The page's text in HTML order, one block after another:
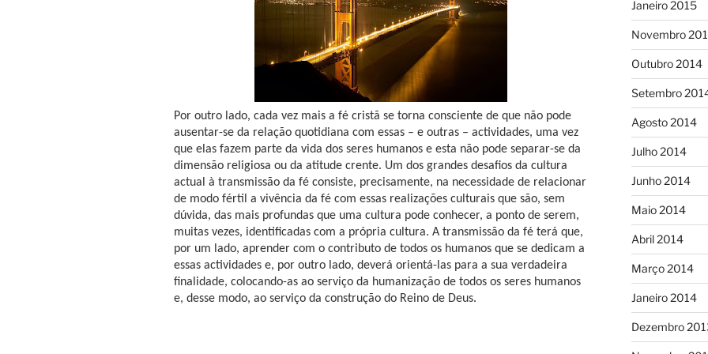
Por outro lado, cada vez mais a fé cristã se torna consciente de que não pode
ausentar-se da relação quotidiana com essas – e outras – actividades, uma vez
que elas fazem parte da vida dos seres humanos e esta não pode separar-se da
dimensão religiosa ou da atitude crente. Um dos grandes desafios da cultura
actual à transmissão da fé consiste, precisamente, na necessidade de relacionar
de modo fértil a vivência da fé com essas realizações culturais que são, sem
dúvida, das mais profundas que uma cultura pode conhecer, a ponto de serem,
muitas vezes, identificadas com a própria cultura. A transmissão da fé terá que,
por um lado, aprender com o contributo de todos os humanos que se dedicam a
essas actividades e, por outro lado, deverá orientá-las para a sua verdadeira
finalidade, colocando-as ao serviço da humanização de todos os seres humanos
e, desse modo, ao serviço da construção do Reino de Deus.
Janeiro 2015
Novembro
Outubro 2014
Setembro
Agosto 2014
Julho 2014
Junho 2014
Maio 2014
Abril 2014
Março 2014
Janeiro 2014
Dezembro